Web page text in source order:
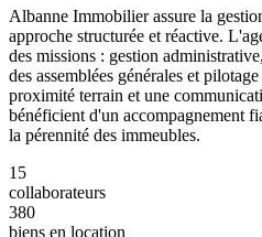
Albanne Immobilier assure la
approche structurée et réactive.
des missions : gestion
des assemblées générales et
proximité terrain et une
bénéficient d'un accompagnement
la pérennité des immeubles.
15
collaborateurs
380
biens en location